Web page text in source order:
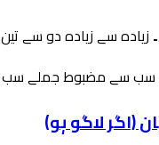
سے زیادہ دو سے تین
سب سے مضبوط جملے سب